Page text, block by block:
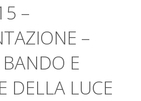
–
–
E
DELLA LUCE